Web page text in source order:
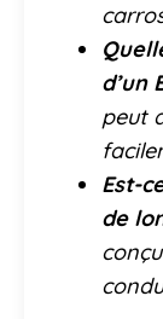
d’un
peut
Est-
de